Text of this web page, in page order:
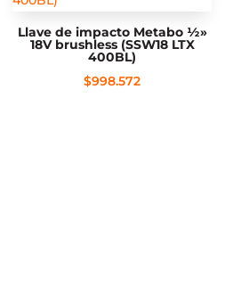
Llave de impacto Metabo ½»
18V brushless (SSW18 LTX
400BL)
$998.572